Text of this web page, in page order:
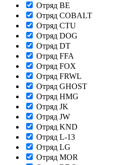
Отряд BE
Отряд COBALT
Отряд CTU
Отряд DOG
Отряд DT
Отряд FFA
Отряд FOX
Отряд FRWL
Отряд GHOST
Отряд HMG
Отряд JK
Отряд JW
Отряд KND
Отряд L-13
Отряд LG
Отряд MOR